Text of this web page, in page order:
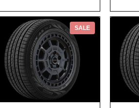
SALE